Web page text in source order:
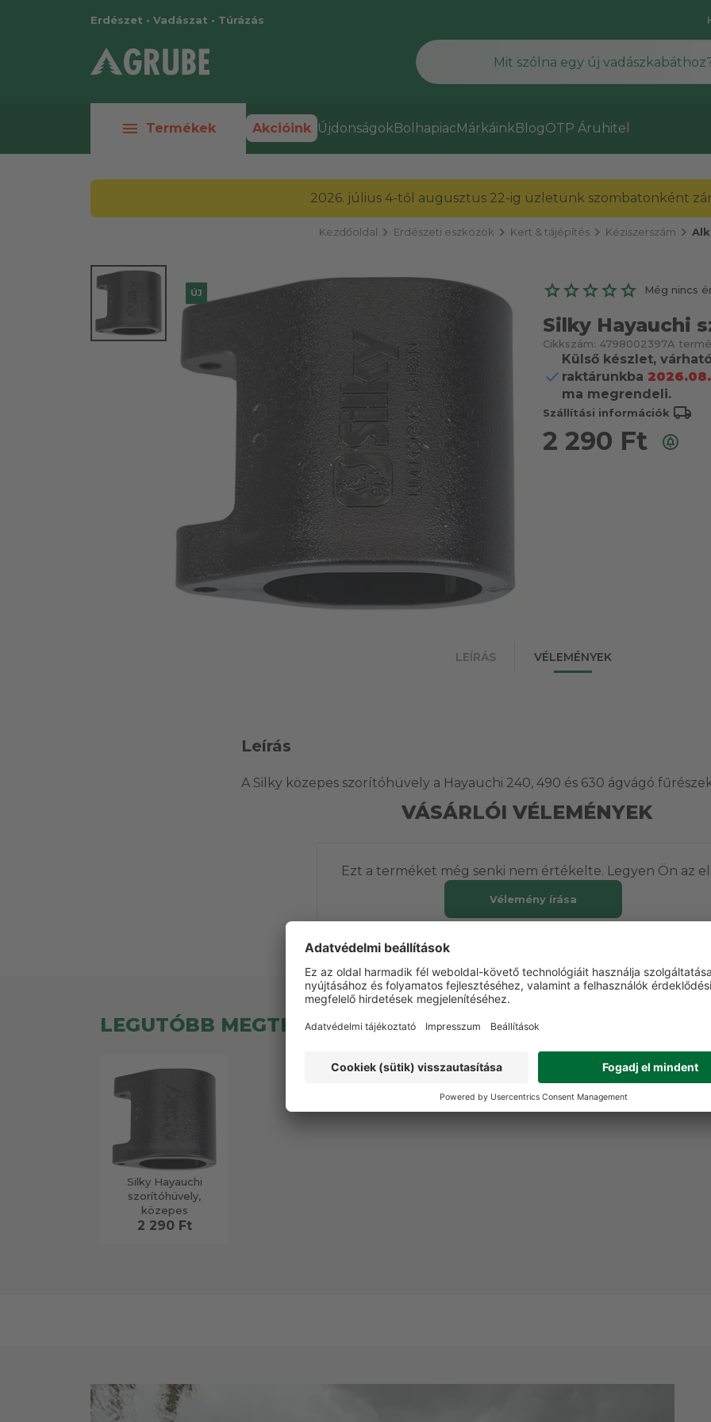
Erdészet • Vadászat • Túrázás
menu Termékek Akcióink ÚjdonságokBolhapiacMárkáinkBlogOTP Áruhitel
2026. július 4-től augusztus 22-ig üzletünk szombatonként
Kezdőoldal chevron_right Erdészeti eszközök chevron_right Kert & tájépítés chevron_right Kéziszerszám chevron_right
ÚJ Még nincs
Silky Hayauchi
Cikkszám: 4798002397A
Külső készlet,
raktárunkba
ma megrendeli.
Szállítási információk local_shipping
2 290 Ft
LEÍRÁS VÉLEMÉNYEK
Leírás
A Silky közepes szorítóhüvely a Hayauchi 240, 490 és 630 ágvágó
VÁSÁRLÓI VÉLEMÉNYEK
Ezt a terméket még senki nem értékelte. Legyen Ön az
Vélemény írása
LEGUTÓBB MEGTEKINTETT
Silky Hayauchi
szorítóhüvely,
közepes
2 290 Ft